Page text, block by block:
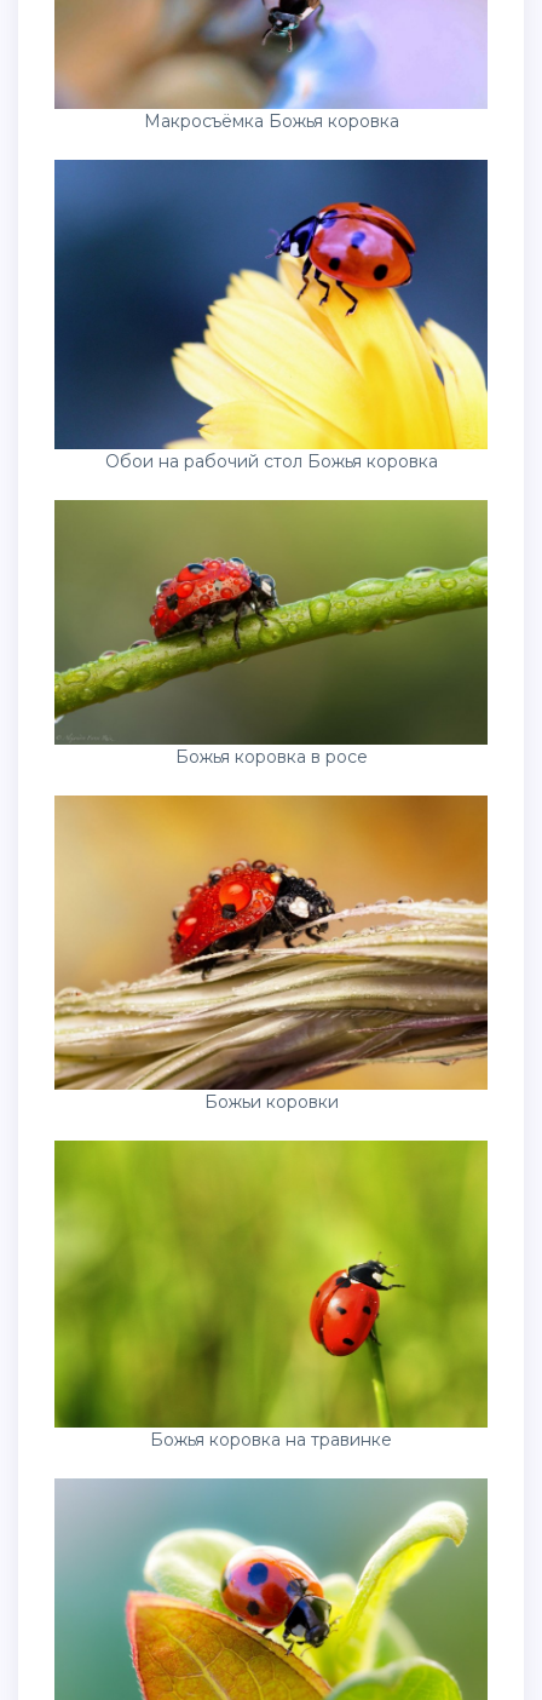
Макросъёмка Божья коровка
Обои на рабочий стол Божья коровка
Божья коровка в росе
Божьи коровки
Божья коровка на травинке